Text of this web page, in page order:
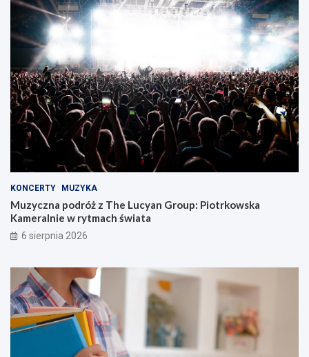
KONCERTY MUZYKA
Muzyczna podróż z The Lucyan Group: Piotrkowska
Kameralnie w rytmach świata
6 sierpnia 2026